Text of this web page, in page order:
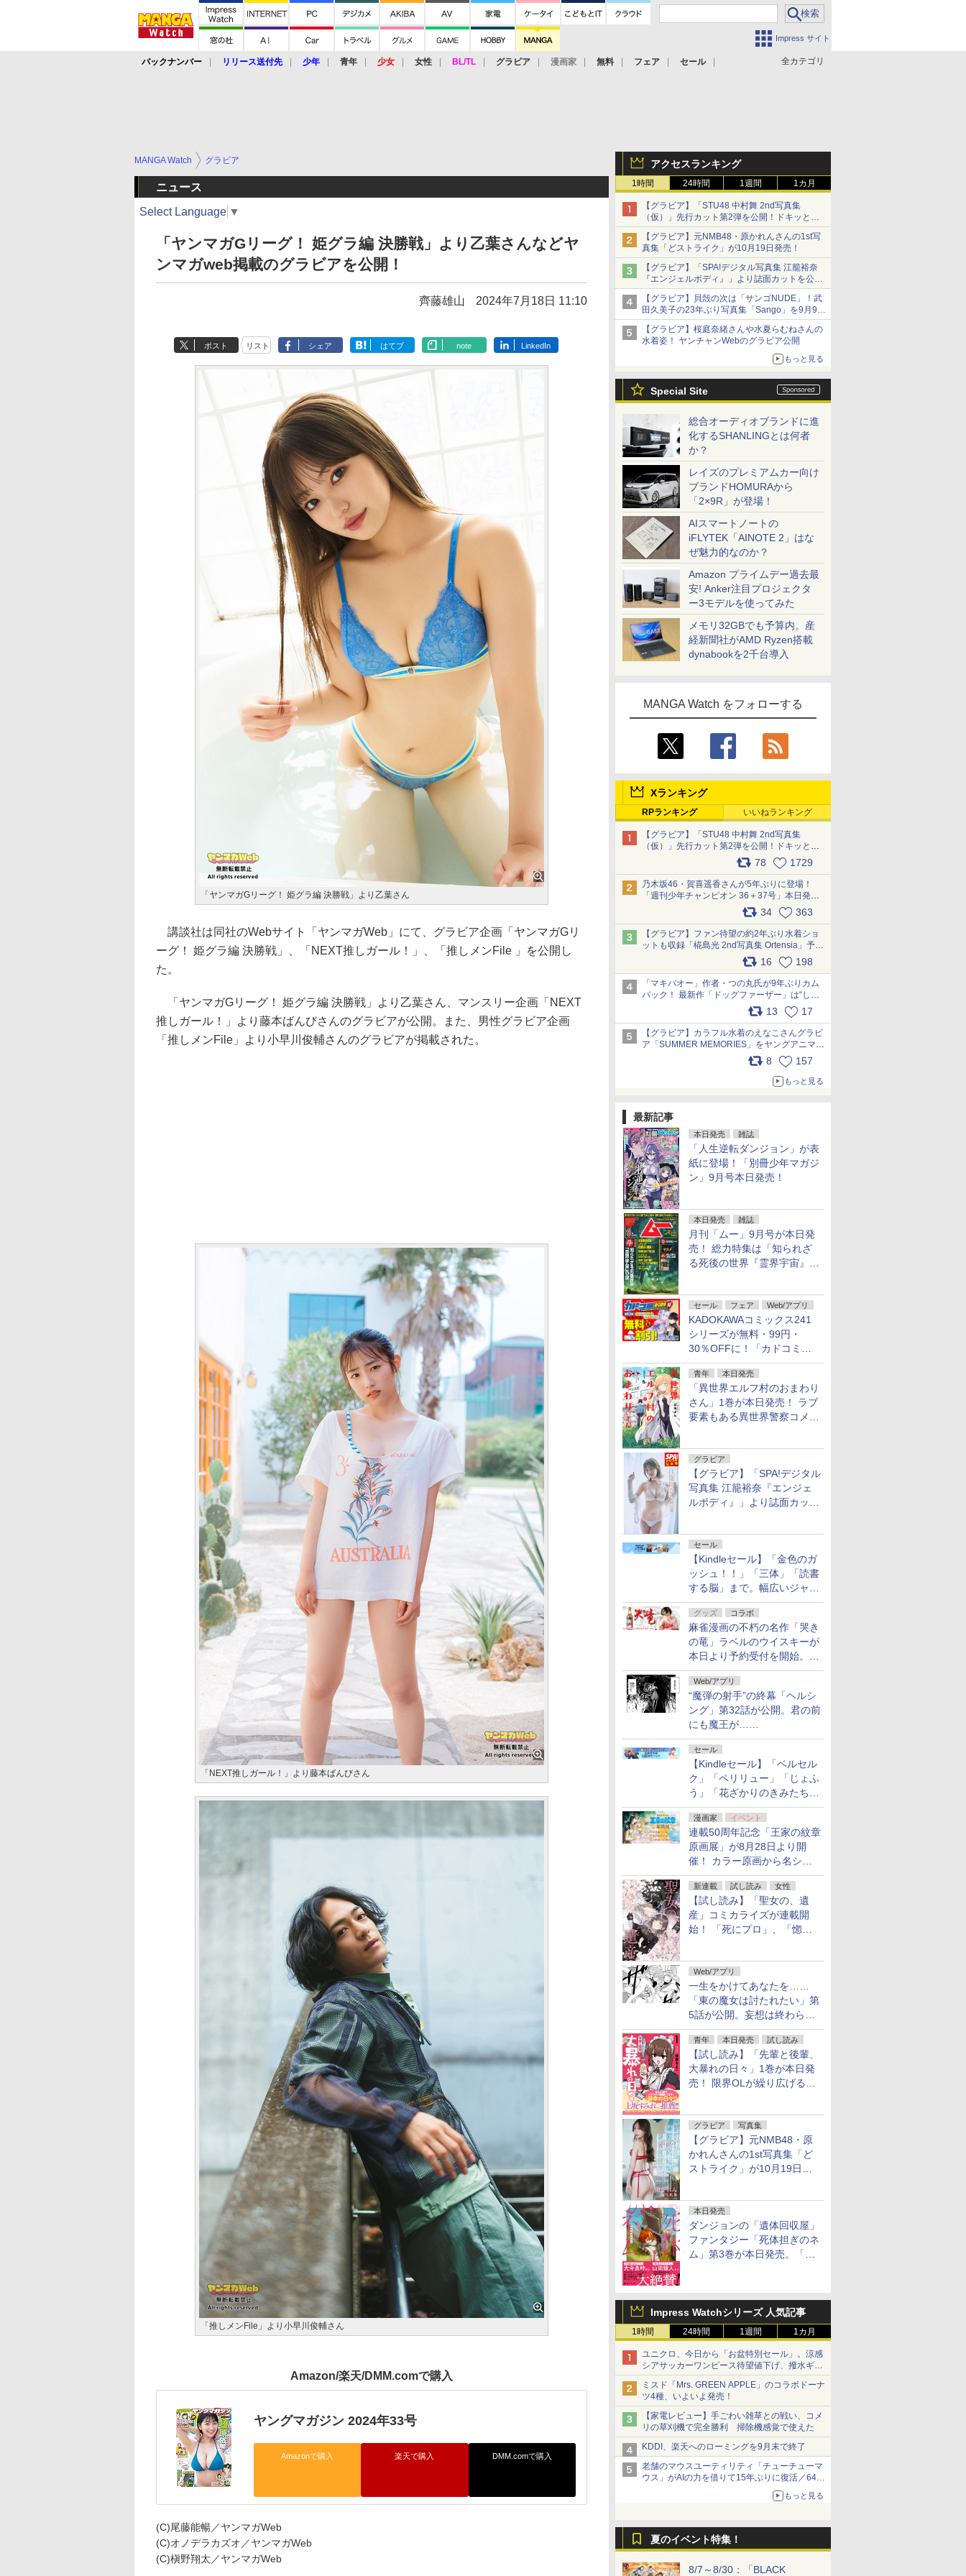
Impress サイト
全カテゴリ
バックナンバー リリース送付先 少年 青年 少女 女性 BL/TL グラビア 漫画家 無料 フェア セール
アクセスランキング
1時間 24時間 1週間 1カ月
【グラビア】「STU48 中村舞 2nd写真集
（仮）」先行カット第2弾を公開！ドキッとす
るランジェリーカットなど新たな挑戦
【グラビア】元NMB48・原かれんさんの1st写
真集「どストライク」が10月19日発売！
【グラビア】「SPA!デジタル写真集 江籠裕奈
『エンジェルボディ』」より誌面カットを公
開！
【グラビア】貝殻の次は「サンゴNUDE」！武
田久美子の23年ぶり写真集「Sango」を9月9日
に発売
【グラビア】桜庭奈緒さんや水夏らむねさんの
水着姿！ ヤンチャンWebのグラビア公開
もっと見る
Special Site
総合オーディオブランドに進
化するSHANLINGとは何者
か？
レイズのプレミアムカー向け
ブランドHOMURAから
「2×9R」が登場！
AIスマートノートの
iFLYTEK「AINOTE 2」はな
ぜ魅力的なのか？
Amazon プライムデー過去最
安! Anker注目プロジェクタ
ー3モデルを使ってみた
メモリ32GBでも予算内。産
経新聞社がAMD Ryzen搭載
dynabookを2千台導入
MANGA Watch をフォローする
Xランキング
RPランキング いいねランキング
【グラビア】「STU48 中村舞 2nd写真集
（仮）」先行カット第2弾を公開！ドキッとす
るランジェリーカットなど新たな挑戦
78 1729
乃木坂46・賀喜遥香さんが5年ぶりに登場！
「週刊少年チャンピオン 36＋37号」本日発
売 pic.x.com/2Mo85ZlRvK
34 363
【グラビア】ファン待望の約2年ぶり水着ショ
ットも収録「椛島光 2nd写真集 Ortensia」予約
16 198
「マキバオー」作者・つの丸氏が9年ぶりカム
バック！ 最新作「ドッグファーザー」は“しゃ
べらない動物”とのリアルな暮らしを描く 「も
うこれ以上の幸せはない」……一緒に暮らす愛
犬たちへ… pic.x.com/hEr88DgVyD
13 17
【グラビア】カラフル水着のえなこさんグラビ
ア「SUMMER MEMORIES」をヤングアニマル
Webで公開中 pic.x.com/wdmmjZ7DnV
8 157
もっと見る
最新記事
本日発売 雑誌
「人生逆転ダンジョン」が表
紙に登場！「別冊少年マガジ
ン」9月号本日発売！
本日発売 雑誌
月刊「ムー」9月号が本日発
売！ 総力特集は「知られざ
る死後の世界『霊界宇宙』の
セール フェア Web/アプリ
KADOKAWAコミックス241
シリーズが無料・99円・
30％OFFに！「カドコミフ
ェア 2026」第2弾が開催中！
青年 本日発売
「異世界エルフ村のおまわり
さん」1巻が本日発売！ ラブ
要素もある異世界警察コメデ
グラビア
【グラビア】「SPA!デジタル
写真集 江籠裕奈『エンジェ
ルボディ』」より誌面カット
セール
【Kindleセール】「金色のガ
ッシュ！！」「三体」「読書
する脳」まで。幅広いジャン
ルの電子書籍が最大65％オ
フ！「Kindle本サマーセー
ル」第2弾が開催中！
グッズ コラボ
麻雀漫画の不朽の名作「哭き
の竜」ラベルのウイスキーが
本日より予約受付を開始。8
月16日まで
Web/アプリ
“魔弾の射手”の終幕「ヘルシ
ング」第32話が公開。君の前
にも魔王が……
セール
【Kindleセール】「ベルセル
ク」「ペリリュー」「じょふ
う」「花ざかりのきみたち
へ」などが最大50％オフ！
「白泉社 夏の大割引セー
ル」が開催中！
漫画家 イベント
連載50周年記念「王家の紋章
原画展」が8月28日より開
催！ カラー原画から名シー
ンの原稿まで
新連載 試し読み 女性
【試し読み】「聖女の、遺
産」コミカライズが連載開
始！ 「死にプロ」、「惚れ
Web/アプリ
一生をかけてあなたを……
「東の魔女は討たれたい」第
5話が公開。妄想は終わらな
い
青年 本日発売 試し読み
【試し読み】「先輩と後輩、
大暴れの日々」1巻が本日発
売！ 限界OLが繰り広げる禁
グラビア 写真集
【グラビア】元NMB48・原
かれんさんの1st写真集「ど
ストライク」が10月19日発
本日発売
ダンジョンの「遺体回収屋」
ファンタジー「死体担ぎのネ
ム」第3巻が本日発売。「フ
Impress Watchシリーズ 人気記事
1時間 24時間 1週間 1カ月
ユニクロ、今日から「お盆特別セール」。涼感
シアサッカーワンピース待望値下げ、撥水ギア
ショーツは1990円に
ミスド「Mrs. GREEN APPLE」のコラボドーナ
ツ4種、いよいよ発売！
【家電レビュー】手ごわい雑草との戦い、コメ
リの草刈機で完全勝利 掃除機感覚で使えた
KDDI、楽天へのローミングを9月末で終了
老舗のマウスユーティリティ「チューチューマ
ウス」がAIの力を借りて15年ぶりに復活／64bit
化、Windows 10/11、「Chrome」も走り回
る。復活記念で2026年末まで500円
もっと見る
夏のイベント特集！
8/7～8/30：「BLACK
MANGA Watch グラビア
ニュース
Select Language ▼
「ヤンマガGリーグ！ 姫グラ編 決勝戦」より乙葉さんなどヤ
ンマガweb掲載のグラビアを公開！
齊藤雄山 2024年7月18日 11:10
ポスト リスト シェア はてブ note LinkedIn
「ヤンマガGリーグ！ 姫グラ編 決勝戦」より乙葉さん
講談社は同社のWebサイト「ヤンマガWeb」にて、グラビア企画「ヤンマガGリ
ーグ！ 姫グラ編 決勝戦」、「NEXT推しガール！」、「推しメンFile 」を公開し
た。
「ヤンマガGリーグ！ 姫グラ編 決勝戦」より乙葉さん、マンスリー企画「NEXT
推しガール！」より藤本ばんびさんのグラビアが公開。また、男性グラビア企画
「推しメンFile」より小早川俊輔さんのグラビアが掲載された。
「NEXT推しガール！」より藤本ばんびさん
「推しメンFile」より小早川俊輔さん
Amazon/楽天/DMM.comで購入
ヤングマガジン 2024年33号
Amazonで購入 楽天で購入 DMM.comで購入
(C)尾藤能暢／ヤンマガWeb
(C)オノデラカズオ／ヤンマガWeb
(C)槇野翔太／ヤンマガWeb